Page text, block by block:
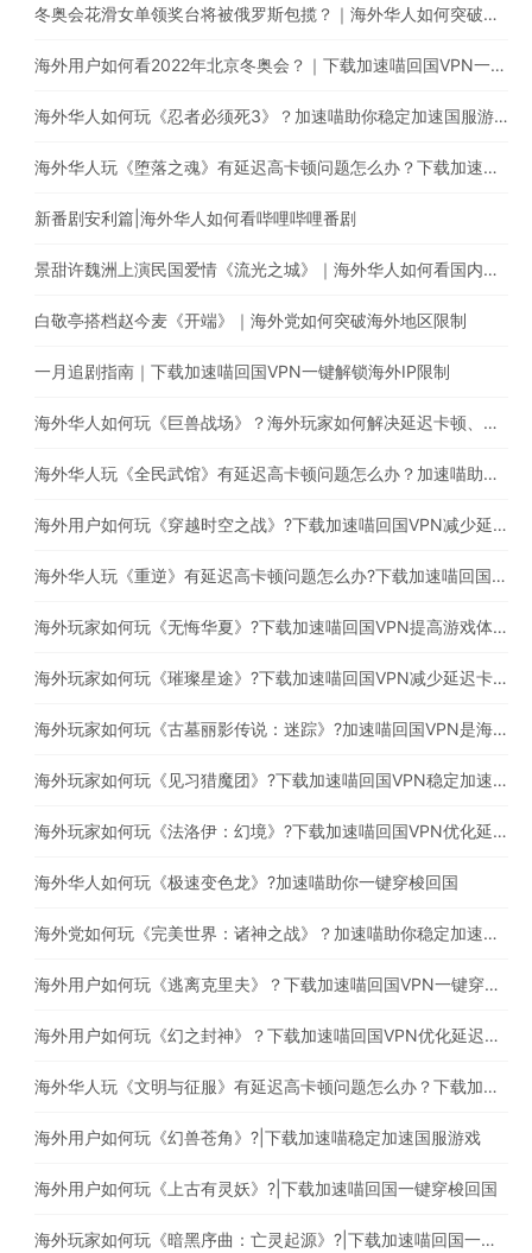
冬奥会花滑女单领奖台将被俄罗斯包揽？｜海外华人如何突破地区版权限制
海外用户如何看2022年北京冬奥会？｜下载加速喵回国VPN一键穿梭回国
海外华人如何玩《忍者必须死3》？加速喵助你稳定加速国服游戏
海外华人玩《堕落之魂》有延迟高卡顿问题怎么办？下载加速喵一键穿梭回国
新番剧安利篇|海外华人如何看哔哩哔哩番剧
景甜许魏洲上演民国爱情《流光之城》｜海外华人如何看国内电视剧
白敬亭搭档赵今麦《开端》｜海外党如何突破海外地区限制
一月追剧指南｜下载加速喵回国VPN一键解锁海外IP限制
海外华人如何玩《巨兽战场》？海外玩家如何解决延迟卡顿、丢包等问题
海外华人玩《全民武馆》有延迟高卡顿问题怎么办？加速喵助你一键穿梭回国
海外用户如何玩《穿越时空之战》?下载加速喵回国VPN减少延迟卡顿问题
海外华人玩《重逆》有延迟高卡顿问题怎么办?下载加速喵回国VPN提高游戏体验
海外玩家如何玩《无悔华夏》?下载加速喵回国VPN提高游戏体验
海外玩家如何玩《璀璨星途》?下载加速喵回国VPN减少延迟卡顿问题
海外玩家如何玩《古墓丽影传说：迷踪》?加速喵回国VPN是海外玩家必备的回国加速器
海外玩家如何玩《见习猎魔团》?下载加速喵回国VPN稳定加速国服游戏
海外玩家如何玩《法洛伊：幻境》?下载加速喵回国VPN优化延迟高卡顿问题
海外华人如何玩《极速变色龙》?加速喵助你一键穿梭回国
海外党如何玩《完美世界：诸神之战》？加速喵助你稳定加速国服游戏
海外用户如何玩《逃离克里夫》？下载加速喵回国VPN一键穿梭回国
海外用户如何玩《幻之封神》？下载加速喵回国VPN优化延迟高卡顿问题
海外华人玩《文明与征服》有延迟高卡顿问题怎么办？下载加速喵回国一键穿梭回国
海外用户如何玩《幻兽苍角》?|下载加速喵稳定加速国服游戏
海外用户如何玩《上古有灵妖》?|下载加速喵回国一键穿梭回国
海外玩家如何玩《暗黑序曲：亡灵起源》?|下载加速喵回国一键穿梭回国